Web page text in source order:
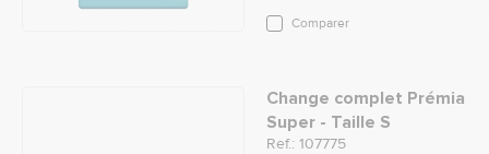
Comparer
Change complet Prémia
Super - Taille S
Ref.: 107775